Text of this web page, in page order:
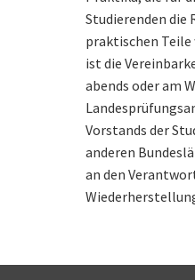
Studierenden die
praktischen Teile
ist die
abends oder am
Vorstands der
anderen
an den